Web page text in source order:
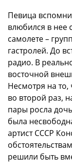
Певица
влюбился в нее
самолете –
гастролей. До
радио. В
восточной
Несмотря на
во второй раз,
пары росла
была
артист СССР
решили быть